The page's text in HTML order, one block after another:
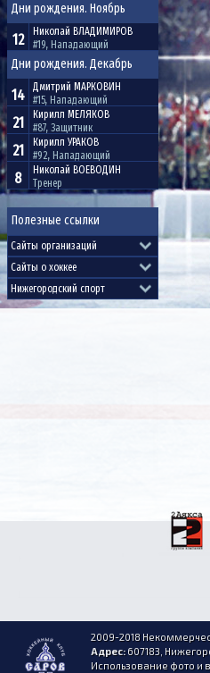
Дни рождения. Ноябрь
12 Николай ВЛАДИМИРОВ
#19, Нападающий
Дни рождения. Декабрь
14 Дмитрий МАРКОВИН
#15, Нападающий
21 Кирилл МЕЛЯКОВ
#87, Защитник
21 Кирилл УРАКОВ
#92, Нападающий
8 Николай ВОЕВОДИН
Тренер
Полезные ссылки
2009-2018
Адрес:607183,
Использование фото и